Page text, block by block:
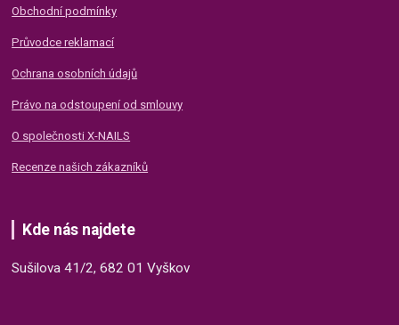
Obchodní podmínky
Průvodce reklamací
Ochrana osobních údajů
Právo na odstoupení od smlouvy
O společnosti X-NAILS
Recenze našich zákazníků
Kde nás najdete
Sušilova 41/2, 682 01 Vyškov